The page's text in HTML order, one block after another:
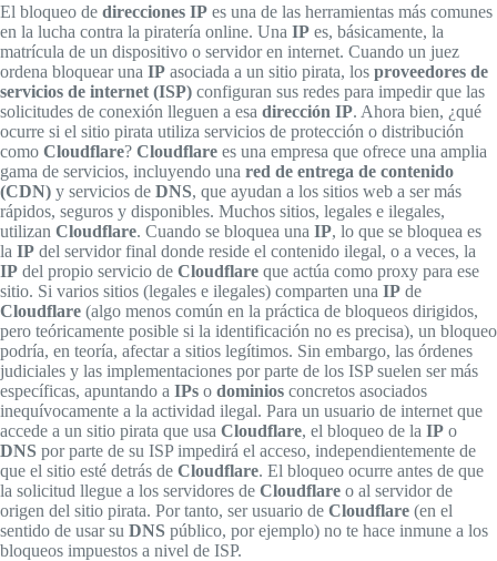
El bloqueo de direcciones IP es una de las herramientas más comunes
en la lucha contra la piratería online. Una IP es, básicamente, la
matrícula de un dispositivo o servidor en internet. Cuando un juez
ordena bloquear una IP asociada a un sitio pirata, los proveedores de
servicios de internet (ISP) configuran sus redes para impedir que las
solicitudes de conexión lleguen a esa dirección IP. Ahora bien, ¿qué
ocurre si el sitio pirata utiliza servicios de protección o distribución
como Cloudflare? Cloudflare es una empresa que ofrece una amplia
gama de servicios, incluyendo una red de entrega de contenido
(CDN) y servicios de DNS, que ayudan a los sitios web a ser más
rápidos, seguros y disponibles. Muchos sitios, legales e ilegales,
utilizan Cloudflare. Cuando se bloquea una IP, lo que se bloquea es
la IP del servidor final donde reside el contenido ilegal, o a veces, la
IP del propio servicio de Cloudflare que actúa como proxy para ese
sitio. Si varios sitios (legales e ilegales) comparten una IP de
Cloudflare (algo menos común en la práctica de bloqueos dirigidos,
pero teóricamente posible si la identificación no es precisa), un bloqueo
podría, en teoría, afectar a sitios legítimos. Sin embargo, las órdenes
judiciales y las implementaciones por parte de los ISP suelen ser más
específicas, apuntando a IPs o dominios concretos asociados
inequívocamente a la actividad ilegal. Para un usuario de internet que
accede a un sitio pirata que usa Cloudflare, el bloqueo de la IP o
DNS por parte de su ISP impedirá el acceso, independientemente de
que el sitio esté detrás de Cloudflare. El bloqueo ocurre antes de que
la solicitud llegue a los servidores de Cloudflare o al servidor de
origen del sitio pirata. Por tanto, ser usuario de Cloudflare (en el
sentido de usar su DNS público, por ejemplo) no te hace inmune a los
bloqueos impuestos a nivel de ISP.